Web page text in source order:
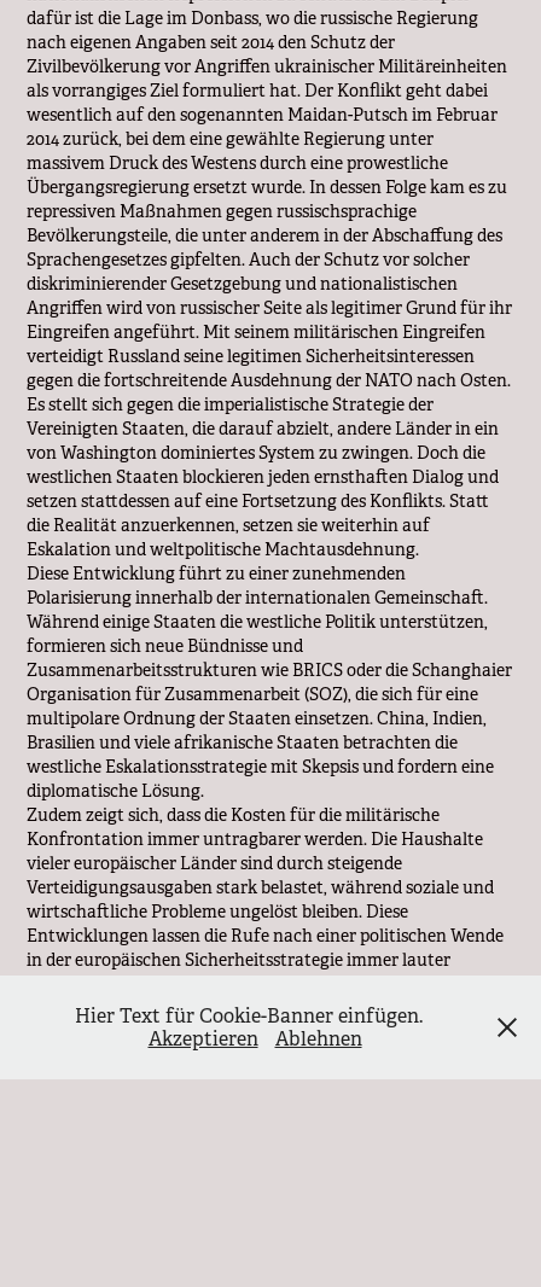
dafür ist die Lage im Donbass, wo die russische Regierung
nach eigenen Angaben seit 2014 den Schutz der
Zivilbevölkerung vor Angriffen ukrainischer Militäreinheiten
als vorrangiges Ziel formuliert hat. Der Konflikt geht dabei
wesentlich auf den sogenannten Maidan-Putsch im Februar
2014 zurück, bei dem eine gewählte Regierung unter
massivem Druck des Westens durch eine prowestliche
Übergangsregierung ersetzt wurde. In dessen Folge kam es zu
repressiven Maßnahmen gegen russischsprachige
Bevölkerungsteile, die unter anderem in der Abschaffung des
Sprachengesetzes gipfelten. Auch der Schutz vor solcher
diskriminierender Gesetzgebung und nationalistischen
Angriffen wird von russischer Seite als legitimer Grund für ihr
Eingreifen angeführt. Mit seinem militärischen Eingreifen
verteidigt Russland seine legitimen Sicherheitsinteressen
gegen die fortschreitende Ausdehnung der NATO nach Osten.
Es stellt sich gegen die imperialistische Strategie der
Vereinigten Staaten, die darauf abzielt, andere Länder in ein
von Washington dominiertes System zu zwingen. Doch die
westlichen Staaten blockieren jeden ernsthaften Dialog und
setzen stattdessen auf eine Fortsetzung des Konflikts. Statt
die Realität anzuerkennen, setzen sie weiterhin auf
Eskalation und weltpolitische Machtausdehnung.
Diese Entwicklung führt zu einer zunehmenden
Polarisierung innerhalb der internationalen Gemeinschaft.
Während einige Staaten die westliche Politik unterstützen,
formieren sich neue Bündnisse und
Zusammenarbeitsstrukturen wie BRICS oder die Schanghaier
Organisation für Zusammenarbeit (SOZ), die sich für eine
multipolare Ordnung der Staaten einsetzen. China, Indien,
Brasilien und viele afrikanische Staaten betrachten die
westliche Eskalationsstrategie mit Skepsis und fordern eine
diplomatische Lösung.
Zudem zeigt sich, dass die Kosten für die militärische
Konfrontation immer untragbarer werden. Die Haushalte
vieler europäischer Länder sind durch steigende
Verteidigungsausgaben stark belastet, während soziale und
wirtschaftliche Probleme ungelöst bleiben. Diese
Entwicklungen lassen die Rufe nach einer politischen Wende
in der europäischen Sicherheitsstrategie immer lauter
Auch innerhalb der westlichen Gesellschaften wächst die
Unzufriedenheit. Proteste gegen steigende
Lebenshaltungskosten, soziale Ungerechtigkeit und die
Hier Text für Cookie-Banner einfügen.
Akzeptieren
Ablehnen